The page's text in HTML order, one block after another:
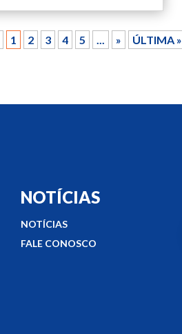
1 2 3 4 5 ... » ÚLTIMA »
NOTÍCIAS
NOTÍCIAS
FALE CONOSCO